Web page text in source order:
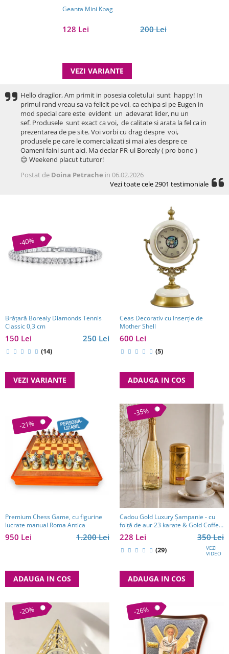
Geanta Mini Kbag
200 Lei
128 Lei
VEZI VARIANTE
Hello dragilor, Am primit in posesia coletului sunt happy! In
primul rand vreau sa va felicit pe voi, ca echipa si pe Eugen in
mod special care este evident un adevarat lider, nu un
sef. Produsele sunt exact ca voi, de calitate si arata la fel ca in
prezentarea de pe site. Voi vorbi cu drag despre voi,
produsele pe care le comercializati si mai ales despre ce
Oameni faini sunt aici. Ma declar PR-ul Borealy ( pro bono )
😊 Weekend placut tuturor!
Postat de Doina Petrache in 06.02.2026
Vezi toate cele 2901 testimoniale
-40%
Brăţară Borealy Diamonds Tennis
Classic 0,3 cm
250 Lei
150 Lei
(14)
VEZI VARIANTE
Ceas Decorativ cu Inserție de
Mother Shell
600 Lei
(5)
ADAUGA IN COS
-21%
Premium Chess Game, cu figurine
lucrate manual Roma Antica
1.200 Lei
950 Lei
ADAUGA IN COS
-35%
Cadou Gold Luxury Şampanie - cu
foiţă de aur 23 karate & Gold Coffee
- personalizabil
350 Lei
228 Lei
(29) VEZI
VIDEO
ADAUGA IN COS
-20% -26%